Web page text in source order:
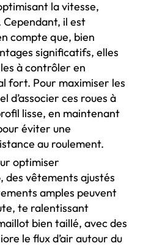
la vitesse,
il est
compte que, bien
significatifs, elles
à contrôler en
fort. Pour maximiser les
d’associer ces roues à
lisse, en maintenant
éviter une
au roulement.
optimiser
des vêtements ajustés
amples peuvent
te ralentissant
bien taillé, avec des
le flux d’air autour du